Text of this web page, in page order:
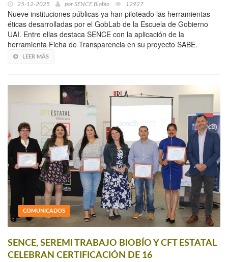
25-12-2025 por SENCE Biobío 12927
Nueve instituciones públicas ya han piloteado las herramientas
éticas desarrolladas por el GobLab de la Escuela de Gobierno
UAI. Entre ellas destaca SENCE con la aplicación de la
herramienta Ficha de Transparencia en su proyecto SABE.
LEER MÁS
COMUNICADOS
SENCE, SEREMI TRABAJO BIOBÍO Y CFT ESTATAL
CELEBRAN CERTIFICACIÓN DE 16